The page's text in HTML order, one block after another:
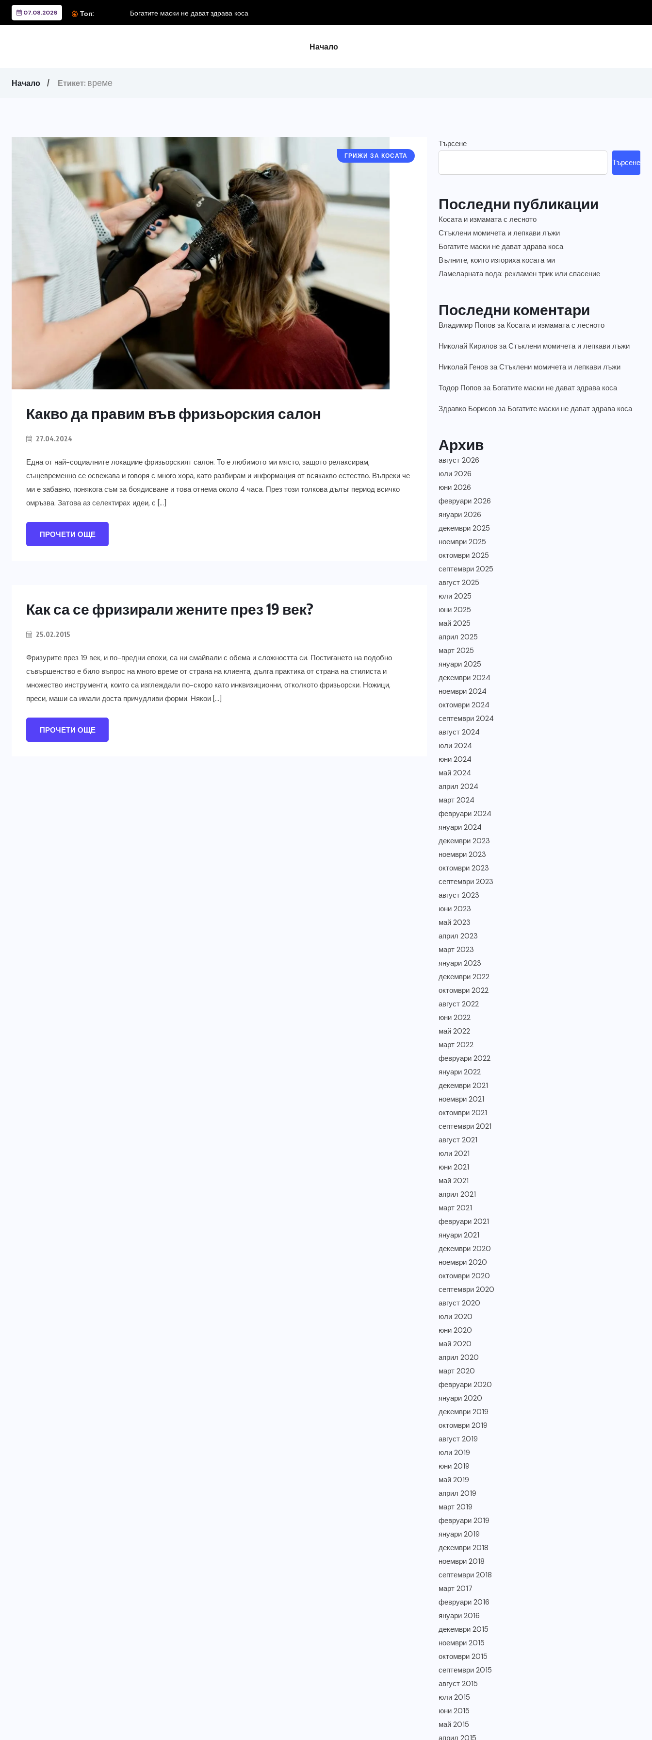
07.08.2026 Топ: Богатите маски не дават здрава коса
Начало
Начало Етикет: време
ГРИЖИ ЗА КОСАТА
Какво да правим във фризьорския салон
27.04.2024
Една от най-социалните локациие фризьорският салон. То е любимото ми място, защото релаксирам,
същевременно се освежава и говоря с много хора, като разбирам и информация от всякакво естество. Въпреки че
ми е забавно, понякога съм за боядисване и това отнема около 4 часа. През този толкова дълъг период всичко
омръзва. Затова аз селектирах идеи, с […]
ПРОЧЕТИ ОЩЕ
Как са се фризирали жените през 19 век?
25.02.2015
Фризурите през 19 век, и по-предни епохи, са ни смайвали с обема и сложността си. Постигането на подобно
съвършенство е било въпрос на много време от страна на клиента, дълга практика от страна на стилиста и
множество инструменти, които са изглеждали по-скоро като инквизиционни, отколкото фризьорски. Ножици,
преси, маши са имали доста причудливи форми. Някои […]
ПРОЧЕТИ ОЩЕ
Търсене
Търсене
Последни публикации
Косата и измамата с лесното
Стъклени момичета и лепкави лъжи
Богатите маски не дават здрава коса
Вълните, които изгориха косата ми
Ламеларната вода: рекламен трик или спасение
Последни коментари
Владимир Попов за Косата и измамата с лесното
Николай Кирилов заСтъклени момичета и лепкави лъжи
Николай Генов заСтъклени момичета и лепкави лъжи
Тодор Попов за Богатите маски не дават здрава коса
Здравко Борисов за Богатите маски не дават здрава коса
Архив
август 2026
юли 2026
юни 2026
февруари 2026
януари 2026
декември 2025
ноември 2025
октомври 2025
септември 2025
август 2025
юли 2025
юни 2025
май 2025
април 2025
март 2025
януари 2025
декември 2024
ноември 2024
октомври 2024
септември 2024
август 2024
юли 2024
юни 2024
май 2024
април 2024
март 2024
февруари 2024
януари 2024
декември 2023
ноември 2023
октомври 2023
септември 2023
август 2023
юни 2023
май 2023
април 2023
март 2023
януари 2023
декември 2022
октомври 2022
август 2022
юни 2022
май 2022
март 2022
февруари 2022
януари 2022
декември 2021
ноември 2021
октомври 2021
септември 2021
август 2021
юли 2021
юни 2021
май 2021
април 2021
март 2021
февруари 2021
януари 2021
декември 2020
ноември 2020
октомври 2020
септември 2020
август 2020
юли 2020
юни 2020
май 2020
април 2020
март 2020
февруари 2020
януари 2020
декември 2019
октомври 2019
август 2019
юли 2019
юни 2019
май 2019
април 2019
март 2019
февруари 2019
януари 2019
декември 2018
ноември 2018
септември 2018
март 2017
февруари 2016
януари 2016
декември 2015
ноември 2015
октомври 2015
септември 2015
август 2015
юли 2015
юни 2015
май 2015
април 2015